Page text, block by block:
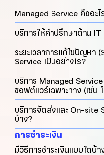
Managed Service คืออะไ
บริการให้คำปรึกษาด้าน IT
ระยะเวลาการแก้ไขปัญหา
Service เป็นอย่างไร?
บริการ Managed
ซอฟต์แวร์เฉพาะทาง (เช่น
บริการจัดส่งและ On-site
บ้าง?
การชำระเงิน
มีวิธีการชำระเงินแบบใดบ้า